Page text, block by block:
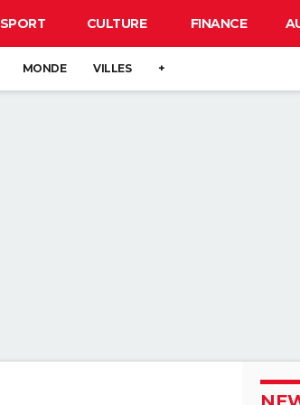
SPORT CULTURE FINANCE
MONDE VILLES +